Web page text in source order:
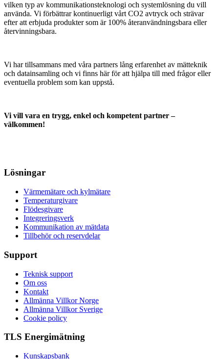
vilken typ av kommunikationsteknologi och systemlösning du vill
använda. Vi förbättrar kontinuerligt vårt CO2 avtryck och strävar
efter att erbjuda produkter som är 100% återanvändningsbara eller
återvinningsbara.
Vi har tillsammans med våra partners lång erfarenhet av mätteknik
och datainsamling och vi finns här för att hjälpa till med frågor eller
eventuella problem som kan uppstå.
Vi vill vara en trygg, enkel och kompetent partner –
välkommen!
Lösningar
Värmemätare och kylmätare
Temperaturgivare
Flödesgivare
Integreringsverk
Kommunikation av mätdata
Tillbehör och reservdelar
Support
Teknisk support
Om oss
Kontakt
Allmänna Villkor Norge
Allmänna Villkor Sverige
Cookie policy
TLS Energimätning
Kunskapsbank